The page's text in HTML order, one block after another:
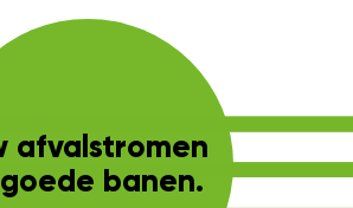
afvalstromen
banen.